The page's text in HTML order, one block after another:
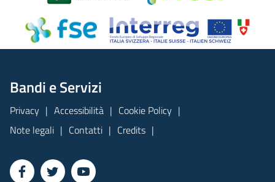
Bandi e Servizi
Privacy Accessibilità
Cookie Policy
Note legali
Contatti Credits